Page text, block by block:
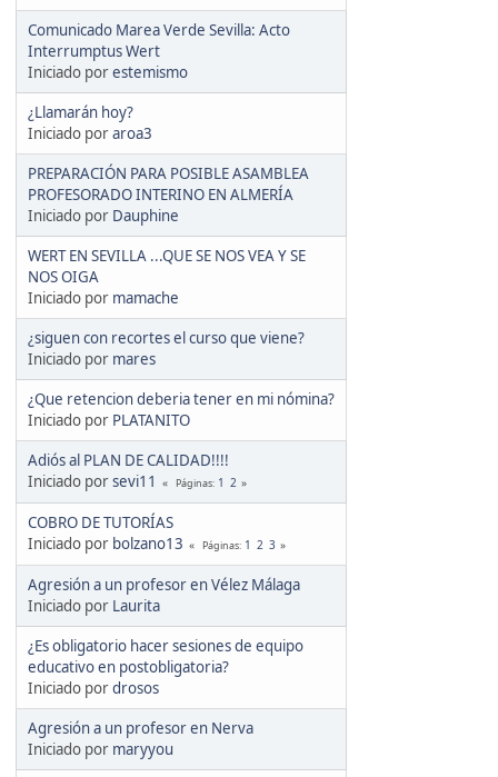
Comunicado Marea Verde Sevilla: Acto
Interrumptus Wert
Iniciado porestemismo
¿Llamarán hoy?
Iniciado poraroa3
PREPARACIÓN PARA POSIBLE ASAMBLEA
PROFESORADO INTERINO EN ALMERÍA
Iniciado por Dauphine
WERT EN SEVILLA ...QUE SE NOS VEA Y SE
NOS OIGA
Iniciado por mamache
¿siguen con recortes el curso que viene?
Iniciado por mares
¿Que retencion deberia tener en mi nómina?
Iniciado por PLATANITO
Adiós al PLAN DE CALIDAD!!!!
Iniciado porsevi11 Páginas 1 2
COBRO DE TUTORÍAS
Iniciado por bolzano13 Páginas 1 2 3
Agresión a un profesor en Vélez Málaga
Iniciado por Laurita
¿Es obligatorio hacer sesiones de equipo
educativo en postobligatoria?
Iniciado pordrosos
Agresión a un profesor en Nerva
Iniciado por maryyou